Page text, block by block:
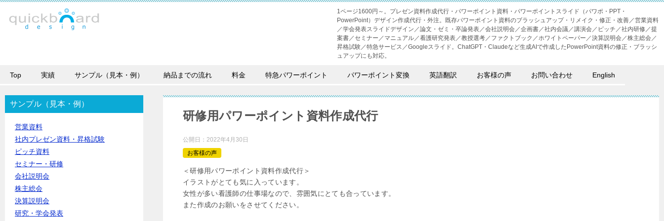
1ページ1600円～。プレゼン資料作成代行・パワーポイント資料・パワーポイントスライド（パワポ・PPT・
PowerPoint）デザイン作成代行・外注。既存パワーポイント資料のブラッシュアップ・リメイク・修正・改善／営業資料
／学会発表スライドデザイン／論文・ゼミ・卒論発表／会社説明会／企画書／社内会議／講演会／ピッチ／社内研修／提
案書／セミナー／マニュアル／看護研究発表／教授選考／ファクトブック／ホワイトペーパー／決算説明会／株主総会／
昇格試験／特急サービス／Googleスライド。ChatGPT・Claudeなど生成AIで作成したPowerPoint資料の修正・ブラッシ
ュアップにも対応。
Top 実績 サンプル（見本・例） 納品までの流れ 料金 特急パワーポイント パワーポイント変換 英語翻訳 お客様の声 お問い合わせ English
研修用パワーポイント資料作成代行
公開日： 2022年4月30日
お客様の声
＜研修用パワーポイント資料作成代行＞
イラストがとても気に入っています。
女性が多い看護師の仕事場なので、雰囲気にとても合っています。
また作成のお願いをさせてください。
サンプル（見本・例）
営業資料
社内プレゼン資料・昇格試験
ピッチ資料
セミナー・研修
会社説明会
株主総会
決算説明会
研究・学会発表